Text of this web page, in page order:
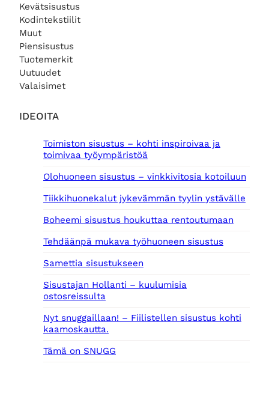
Kevätsisustus
Kodintekstiilit
Muut
Piensisustus
Tuotemerkit
Uutuudet
Valaisimet
IDEOITA
Toimiston sisustus – kohti inspiroivaa ja
toimivaa työympäristöä
Olohuoneen sisustus – vinkkivitosia kotoiluun
Tiikkihuonekalut jykevämmän tyylin ystävälle
Boheemi sisustus houkuttaa rentoutumaan
Tehdäänpä mukava työhuoneen sisustus
Samettia sisustukseen
Sisustajan Hollanti – kuulumisia
ostosreissulta
Nyt snuggaillaan! – Fiilistellen sisustus kohti
kaamoskautta.
Tämä on SNUGG